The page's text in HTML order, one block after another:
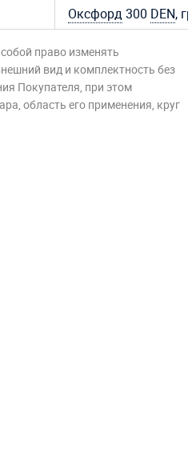
Оксфорд300 DEN,
право изменять
вид и комплектность без
Покупателя, при этом
область его применения, круг